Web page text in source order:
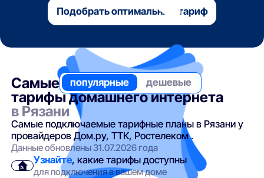
Подобрать оптимальный тариф
Самые популярные дешевые
тарифы домашнего интернета
в Рязани
Самые подключаемые тарифные планы в Рязани у
провайдеров Дом.ру, ТТК, Ростелеком .
Данные обновлены 31.07.2026 года
Узнайте, какие тарифы доступны
для подключения в вашем доме